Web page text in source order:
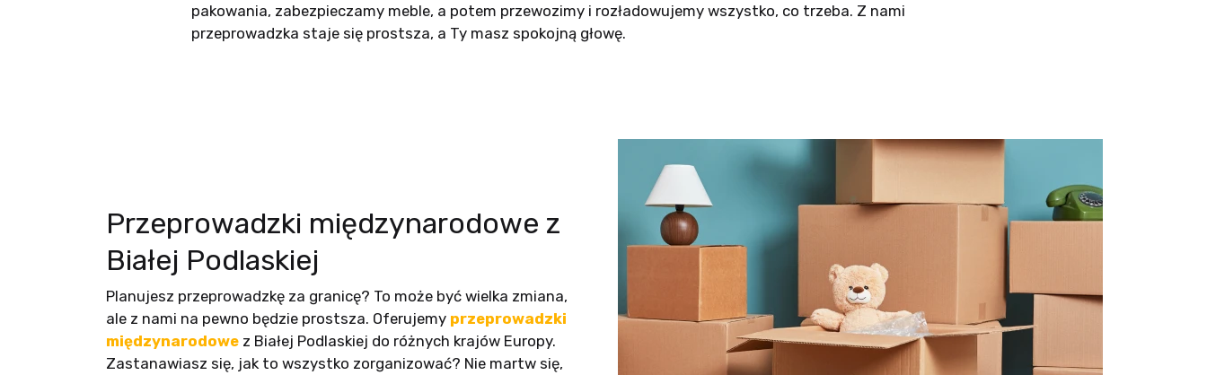
pakowania, zabezpieczamy meble, a potem przewozimy i rozładowujemy wszystko, co trzeba. Z nami
przeprowadzka staje się prostsza, a Ty masz spokojną głowę.
Przeprowadzki międzynarodowe z
Białej Podlaskiej
Planujesz przeprowadzkę za granicę? To może być wielka zmiana,
ale z nami na pewno będzie prostsza. Oferujemy przeprowadzki
międzynarodowe z Białej Podlaskiej do różnych krajów Europy.
Zastanawiasz się, jak to wszystko zorganizować? Nie martw się,